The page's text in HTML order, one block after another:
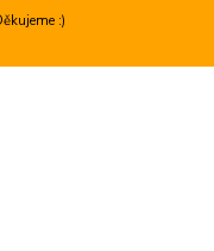
:)